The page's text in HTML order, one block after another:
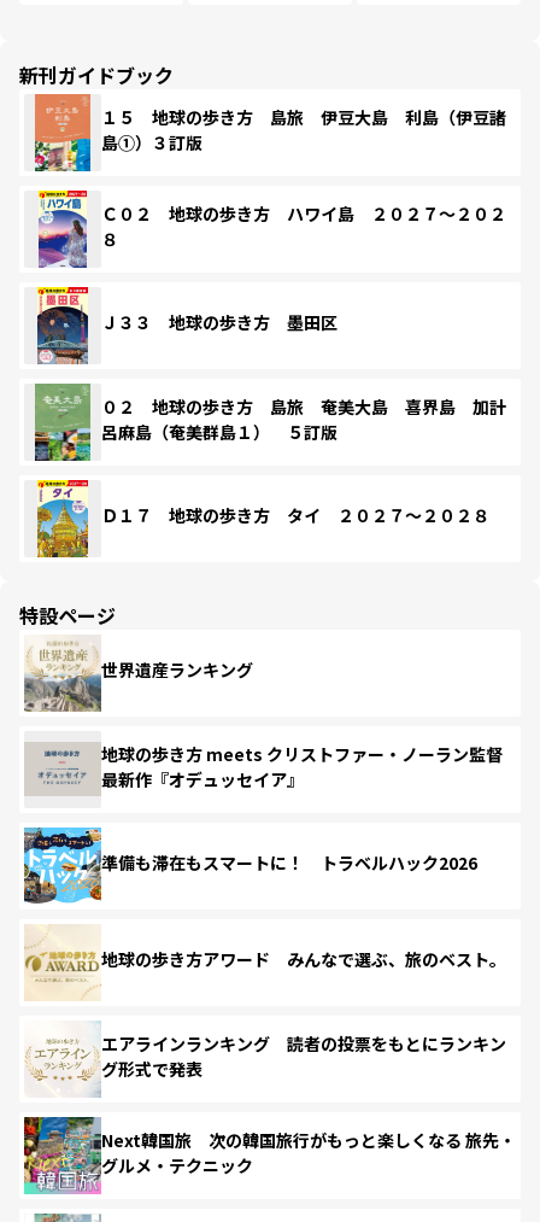
新刊ガイドブック
１５ 地球の歩き方 島旅 伊豆大島 利島（伊豆諸
島①）３訂版
Ｃ０２ 地球の歩き方 ハワイ島 ２０２７～２０２
８
Ｊ３３ 地球の歩き方 墨田区
０２ 地球の歩き方 島旅 奄美大島 喜界島 加計
呂麻島（奄美群島１） ５訂版
Ｄ１７ 地球の歩き方 タイ ２０２７～２０２８
特設ページ
世界遺産ランキング
地球の歩き方 meets クリストファー・ノーラン監督
最新作『オデュッセイア』
準備も滞在もスマートに！ トラベルハック2026
地球の歩き方アワード みんなで選ぶ、旅のベスト。
エアラインランキング 読者の投票をもとにランキン
グ形式で発表
Next韓国旅 次の韓国旅行がもっと楽しくなる 旅先・
グルメ・テクニック